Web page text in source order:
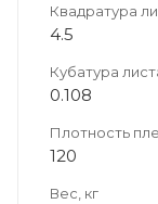
Квадратура
4.5
Кубатура
0.108
Плотность
120
Вес, кг